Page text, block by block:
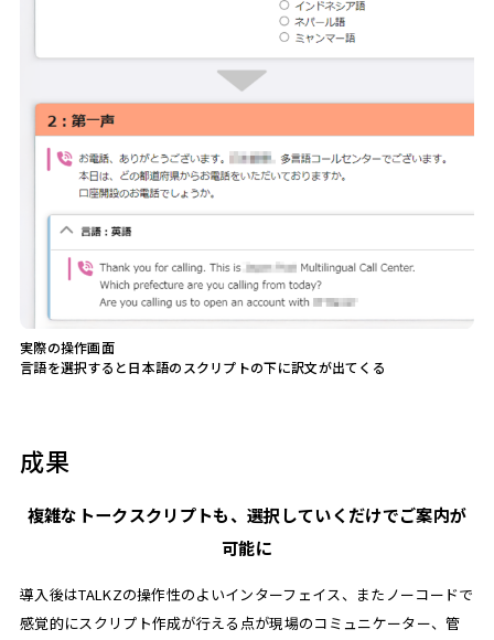
実際の操作画面
言語を選択すると日本語のスクリプトの下に訳文が出てくる
成果
複雑なトークスクリプトも、選択していくだけでご案内が
可能に
導入後はTALKZの操作性のよいインターフェイス、またノーコードで
感覚的にスクリプト作成が行える点が現場のコミュニケーター、管